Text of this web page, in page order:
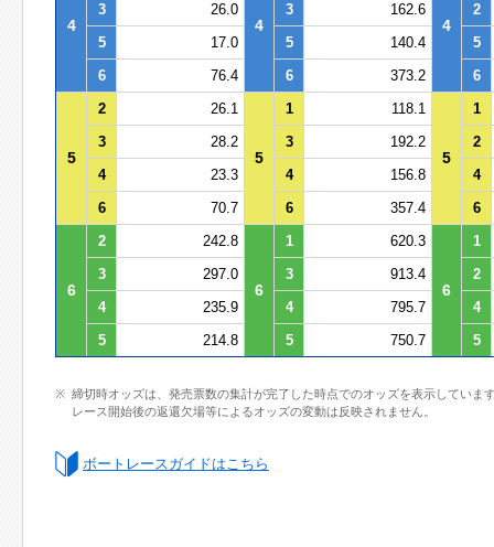
4 4 4
3
26.0 3 162.6
2
5
17.0 5 140.4
5
6
76.4 6 373.2 6
5
2 26.1
5
1 118.1
5
1
3
28.2 3 192.2
2
4
23.3 4 156.8
4
6
70.7 6 357.4 6
6
2 242.8
6
1 620.3
6
1
3
297.0 3 913.4
2
4
235.9 4 795.7
4
5
214.8 5 750.7 5
締切時オッズは、発売票数の集計が完了した時点でのオッズを表示していま
レース開始後の返還欠場等によるオッズの変動は反映されません。
ボートレースガイドはこちら